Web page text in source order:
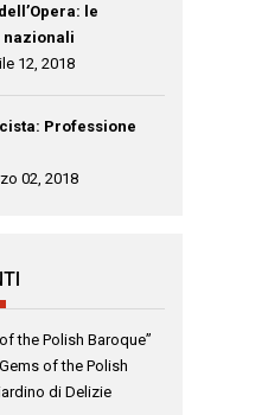
le
nazionali
12, 2018
Professione
02, 2018
the Polish Baroque”
Gems of the Polish
di Delizie